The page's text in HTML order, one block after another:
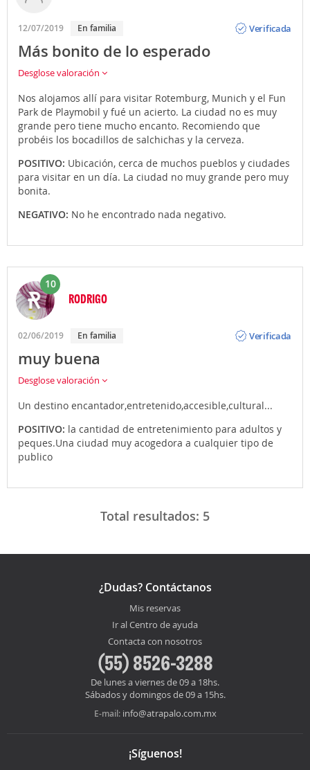
12/07/2019 En familia
Verificada
Más bonito de lo esperado
Desglose valoración
Nos alojamos allí para visitar Rotemburg, Munich y el Fun
Park de Playmobil y fué un acierto. La ciudad no es muy
grande pero tiene mucho encanto. Recomiendo que
probéis los bocadillos de salchichas y la cerveza.
POSITIVO: Ubicación, cerca de muchos pueblos y ciudades
para visitar en un día. La ciudad no muy grande pero muy
bonita.
NEGATIVO: No he encontrado nada negativo.
10
RODRIGO
02/06/2019 En familia
Verificada
muy buena
Desglose valoración
Un destino encantador,entretenido,accesible,cultural...
POSITIVO: la cantidad de entretenimiento para adultos y
peques.Una ciudad muy acogedora a cualquier tipo de
publico
Total resultados: 5
¿Dudas? Contáctanos
Mis reservas
Ir al Centro de ayuda
Contacta con nosotros
(55) 8526-3288
De lunes a viernes de 09 a 18hs.
Sábados y domingos de 09 a 15hs.
E-mail: info@atrapalo.com.mx
¡Síguenos!